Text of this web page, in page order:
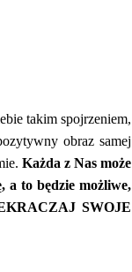
takim spojrzeniem,
obraz samej
Każda z Nas może
a to będzie możliwe,
SWOJE